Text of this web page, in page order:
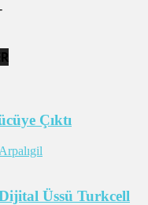
Çıktı
Üssü Turkcell